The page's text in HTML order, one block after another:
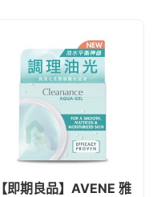
【即期良品】AVENE 雅